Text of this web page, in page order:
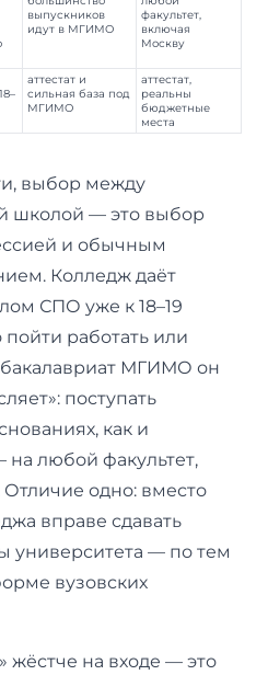
выпускников
идут в МГИМО
факультет,
включая
Москву
аттестат и
сильная база под
МГИМО
аттестат,
реальны
бюджетные
места
выбор между
школой — это выбор
и обычным
Колледж даёт
СПО уже к 18–19
работать или
МГИМО он
поступать
как и
любой факультет,
одно: вместо
вправе сдавать
университета — по тем
вузовских
жёстче на входе — это